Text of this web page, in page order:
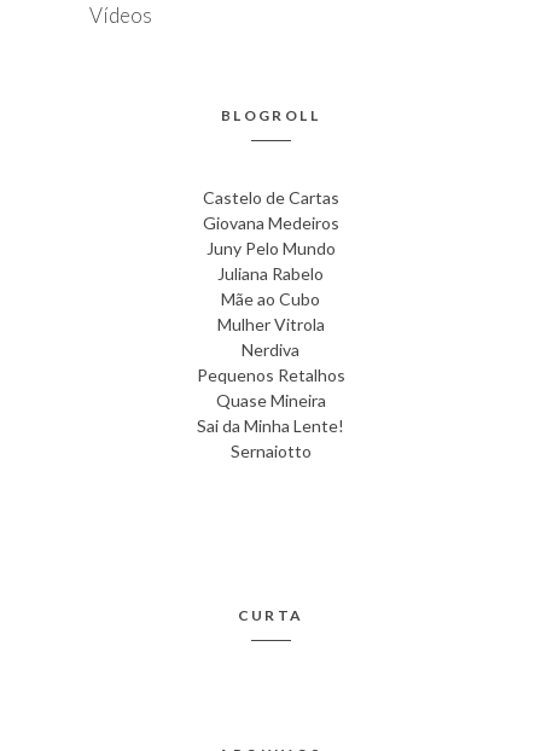
Vídeos
BLOGROLL
Castelo de Cartas
Giovana Medeiros
Juny Pelo Mundo
Juliana Rabelo
Mãe ao Cubo
Mulher Vitrola
Nerdiva
Pequenos Retalhos
Quase Mineira
Sai da Minha Lente!
Sernaiotto
CURTA